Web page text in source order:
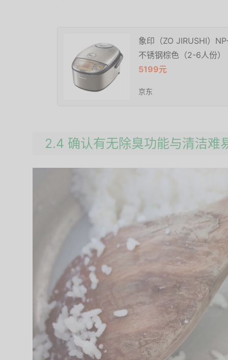
象印（ZO JIRUSHI）
不锈钢棕色（2-6人份）
5199元
京东
2.4 确认有无除臭功能与清洁难